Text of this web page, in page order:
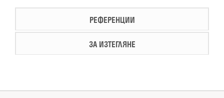
РЕФЕРЕНЦИИ
ЗА ИЗТЕГЛЯНЕ